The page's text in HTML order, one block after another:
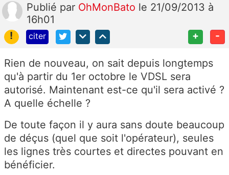
Publié par OhMonBato le 21/09/2013 à
16h01
!
citer + -
Rien de nouveau, on sait depuis longtemps
qu'à partir du 1er octobre le VDSL sera
autorisé. Maintenant est-ce qu'il sera activé ?
A quelle échelle ?
De toute façon il y aura sans doute beaucoup
de déçus (quel que soit l'opérateur), seules
les lignes très courtes et directes pouvant en
bénéficier.